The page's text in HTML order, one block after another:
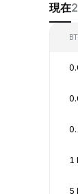
現在
1
5